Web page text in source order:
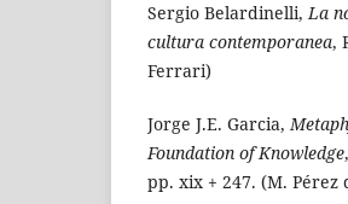
Sergio Belardinelli,La
cultura contemporanea,
Ferrari)
Jorge J.E. Garcia,
Foundation of Knowledge
pp. xix + 247. (M. Pérez